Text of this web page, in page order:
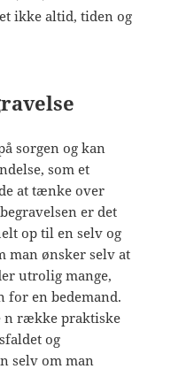
ikke altid, tiden og
sorgen og kan
som et
at tænke over
er det
op til en selv og
man ønsker selv at
utrolig mange,
for en bedemand.
n række praktiske
og
selv om man